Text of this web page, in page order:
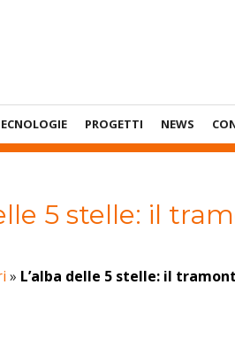
PROGETTI NEWS
5 stelle: il
» L’alba delle 5 stelle: il